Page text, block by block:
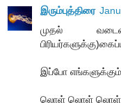
இரும்புத்திரை
முதல்
இப்போ
லொள் லொள்